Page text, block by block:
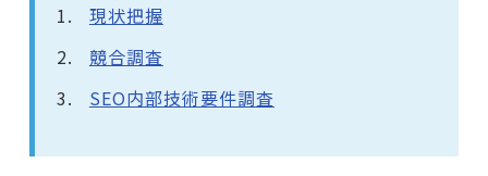
現状把握
競合調査
SEO内部技術要件調査